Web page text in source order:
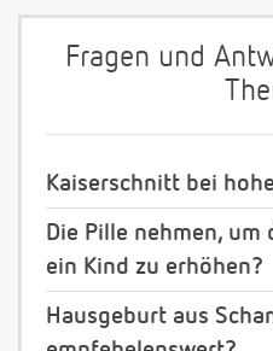
Fragen und
Kaiserschnitt bei
Die Pille nehmen, um
ein Kind zu erhöhen?
Hausgeburt aus